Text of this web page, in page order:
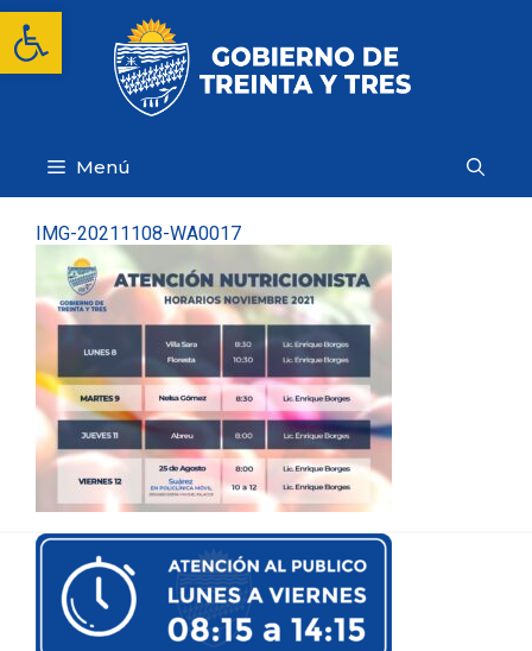
Abrir barra de herramientas
Saltar
contenido
Menú
IMG-20211108-WA0017